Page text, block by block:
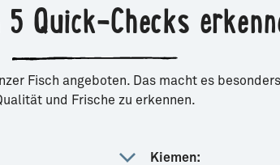
Quick-Checks
Fisch angeboten. Das macht es
und Frische zu erkennen.
Kiemen: